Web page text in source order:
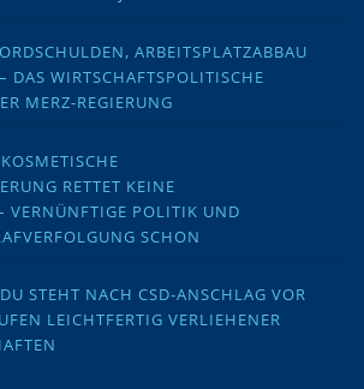
ARBEITSPLATZABBAU
DAS WIRTSCHAFTSPOLITISCHE
MERZ-REGIERUNG
RETTET KEINE
VERNÜNFTIGE POLITIK UND
SCHON
STEHT NACH CSD-ANSCHLAG VOR
LEICHTFERTIG VERLIEHENER